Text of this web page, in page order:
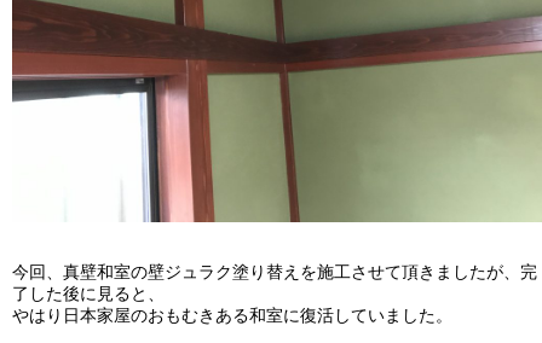
今回、真壁和室の壁ジュラク塗り替えを施工させて頂きましたが、完
了した後に見ると、
やはり日本家屋のおもむきある和室に復活していました。